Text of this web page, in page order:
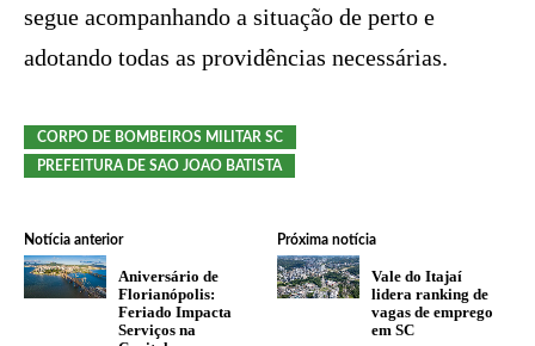
segue acompanhando a situação de perto e
adotando todas as providências necessárias.
CORPO DE BOMBEIROS MILITAR SC
PREFEITURA DE SAO JOAO BATISTA
Notícia anterior
Aniversário de
Florianópolis:
Feriado Impacta
Serviços na
Próxima notícia
Vale do Itajaí
lidera ranking de
vagas de emprego
em SC